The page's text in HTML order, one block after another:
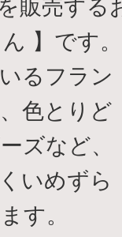
販売する
】です。
るフラン
色とりど
ズなど、
いめずら
す。